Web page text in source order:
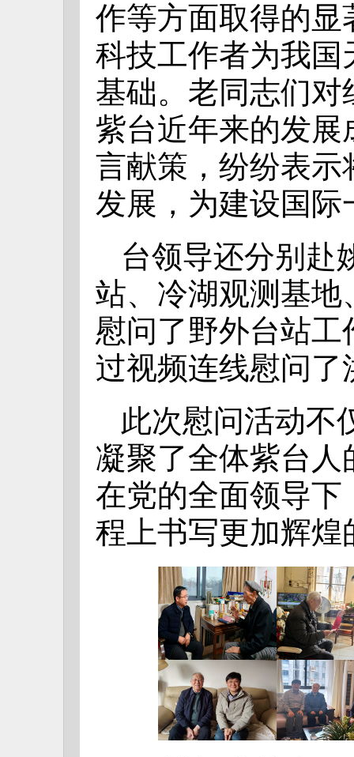
作等方面取得的
科技工作者为我
基础。老同志们
紫台近年来的发
言献策，纷纷表
发展，为建设国
台领导还分别赴
站、冷湖观测基
慰问了野外台站
过视频连线慰问
此次慰问活动不
凝聚了全体紫台
在党的全面领导
程上书写更加辉煌